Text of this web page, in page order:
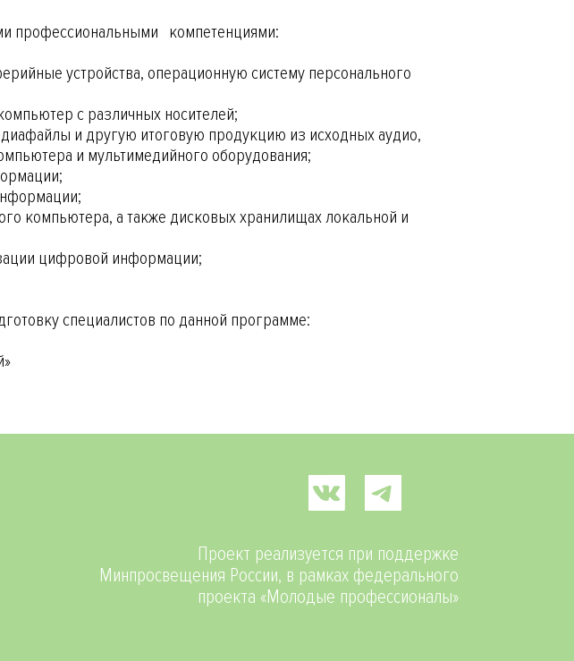
профессиональными компетенциями:
устройства, операционную систему персонального
с различных носителей;
и другую итоговую продукцию из исходных аудио,
и мультимедийного оборудования;
компьютера, а также дисковых хранилищах локальной и
цифровой информации;
специалистов по данной программе:
Проект реализуется при поддержке
Минпросвещения России, в рамках федерального
проекта «Молодые профессионалы»